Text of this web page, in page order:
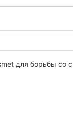
для борьбы со